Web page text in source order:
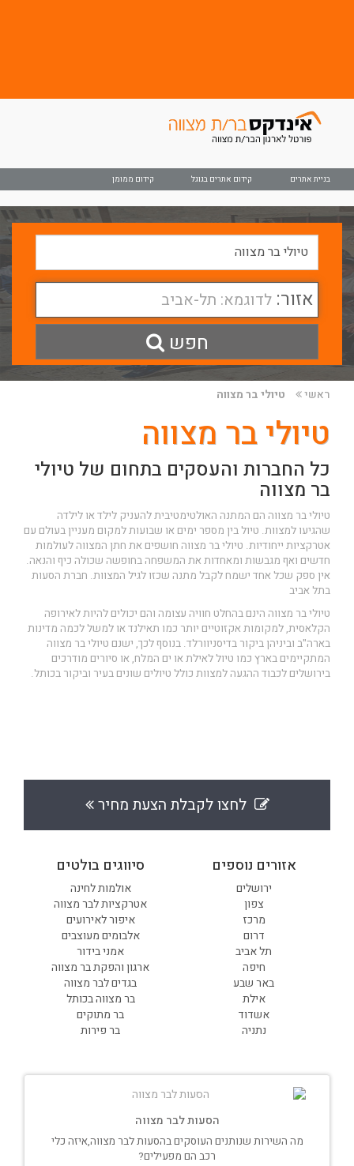
בניית אתרים קידום אתרים בגוגל קידום ממומן
אזור: לדוגמא: תל-אביב
חפש
ראשי טיולי בר מצווה
טיולי בר מצווה
כל החברות והעסקים בתחום של טיולי
בר מצווה
טיולי בר מצווה הם המתנה האולטימטיבית להעניק לילד או לילדה
שהגיעו למצוות. טיול בין מספר ימים או שבועות למקום מעניין בעולם עם
אטרקציות ייחודיות. טיולי בר מצווה חושפים את חתן המצווה לעולמות
חדשים ואף מגבשות ומאחדות את המשפחה בחופשה שכולה כיף והנאה.
אין ספק שכל אחד ישמח לקבל מתנה שכזו לגיל המצוות. חברת הסעות
בתל אביב
טיולי בר מצווה הינם בהחלט חוויה עצומה והם יכולים להיות לאירופה
הקלאסית, למקומות אקזוטיים יותר כמו תאילנד או למשל לכמה מדינות
בארה"ב וביניהן ביקור בדיסניוורלד. בנוסף לכך, ישנם טיולי בר מצווה
המתקיימים בארץ כמו טיול לאילת או ים המלח, או סיורים מודרכים
בירושלים לכבוד ההגעה למצוות כולל טיולים שונים בעיר וביקור בכותל.
לחצו לקבלת הצעת מחיר
סיווגים בולטים
אולמות לחינה
אטרקציות לבר מצווה
איפור לאירועים
אלבומים מעוצבים
אמני בידור
ארגון והפקת בר מצווה
בגדים לבר מצווה
בר מצווה בכותל
בר מתוקים
בר פירות
אזורים נוספים
ירושלים
צפון
מרכז
דרום
תל אביב
חיפה
באר שבע
אילת
אשדוד
נתניה
הסעות לבר מצווה
מה השירות שנותנים העוסקים בהסעות לבר מצווה,איזה כלי
רכב הם מפעילים?